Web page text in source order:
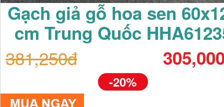
Gạch giả gỗ hoa sen
cm Trung Quốc
381,250đ
-20%